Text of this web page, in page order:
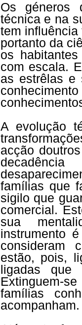
Os géneros
técnica e na
tem influência
portanto da
os
com escala.
as estrêlas e
A evolução
acção
famílias que
sigilo que
comercial.
sua
instrumento
consideram
estão, pois,
ligadas que
Extinguem-
famílias
acompanham.